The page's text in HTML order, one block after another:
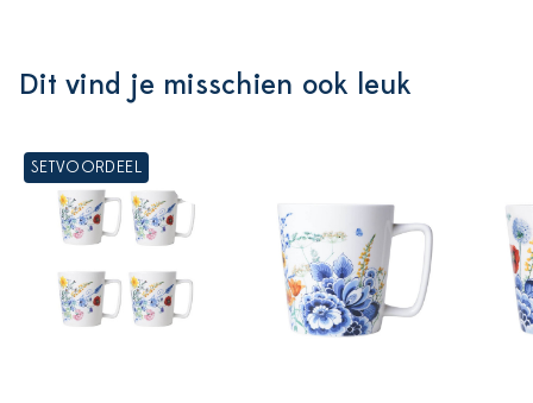
Dit vind je misschien ook leuk
SETVOORDEEL